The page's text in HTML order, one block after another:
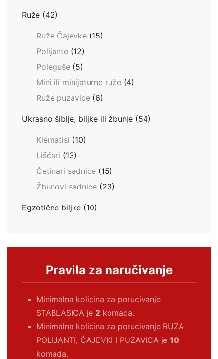
Ruže (42)
Ruže Čajevke (15)
Polijante (12)
Poleguše (5)
Mini ili minijaturne ruže (4)
Ruže puzavice (6)
Ukrasno šiblje, biljke ili žbunje (54)
Klematisi (10)
Lišćari (13)
Četinari sadnice (15)
Žbunovi sadnice (23)
Egzotične biljke (10)
Pravila za naručivanje
Minimalna kolicina za porucivanje
STABLASICA je 2 komada.
Minimalna kolicina za porucivanje RUZA
POLIJANTI, ČAJEVKI I PUZAVICA je 10
komada.